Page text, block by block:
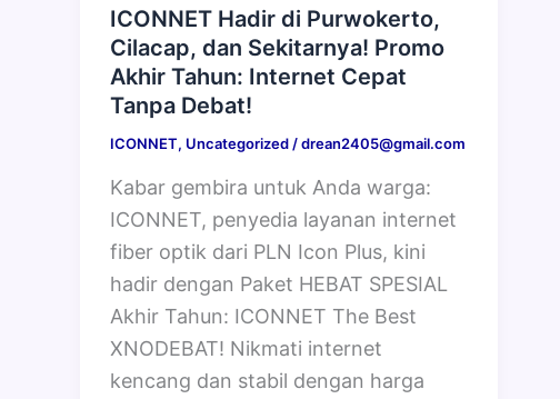
ICONNET Hadir di Purwokerto,
Cilacap, dan Sekitarnya! Promo
Akhir Tahun: Internet Cepat
Tanpa Debat!
ICONNET, Uncategorized/drean2405@gmail.com
Kabar gembira untuk Anda warga:
ICONNET, penyedia layanan internet
fiber optik dari PLN Icon Plus, kini
hadir dengan Paket HEBAT SPESIAL
Akhir Tahun: ICONNET The Best
XNODEBAT! Nikmati internet
kencang dan stabil dengan harga